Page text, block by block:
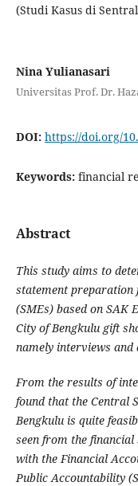
(Studi Kasus di
Nina Yulianasari
Universitas Prof. Dr.
DOI: https://doi.org/
Keywords: financial
Abstract
This study aims to
statement preparation
(SMEs) based on SAK
City of Bengkulu gift
namely interviews and
From the results of
found that the Central
Bengkulu is quite
seen from the
with the Financial
Public Accountability